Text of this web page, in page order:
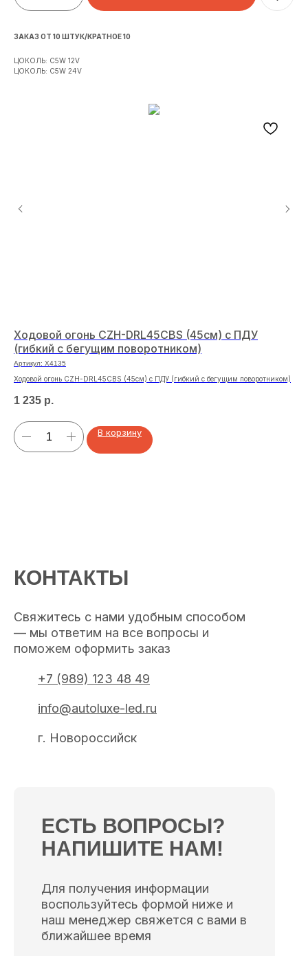
ЗАКАЗ ОТ 10 ШТУК/КРАТНОЕ 10
ЦОКОЛЬ: C5W 12V
ЦОКОЛЬ: C5W 24V
Ходовой огонь CZH-DRL45CBS (45см) с ПДУ
(гибкий с бегущим поворотником)
Артикул: X4135
Ходовой огонь CZH-DRL45CBS (45см) с ПДУ (гибкий с бегущим поворотником)
1 235 р.
В корзину
КОНТАКТЫ
ЕСТЬ ВОПРОСЫ?
НАПИШИТЕ НАМ!
Свяжитесь с нами удобным способом
— мы ответим на все вопросы и
поможем оформить заказ
Для получения информации
воспользуйтесь формой ниже и
наш менеджер свяжется с вами в
ближайшее время
+7 (989) 123 48 49
info@autoluxe-led.ru
г. Новороссийск